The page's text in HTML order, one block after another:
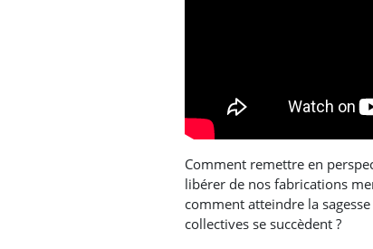
Comment remettre en
libérer de nos fabrications
comment atteindre la
collectives se succèdent ?